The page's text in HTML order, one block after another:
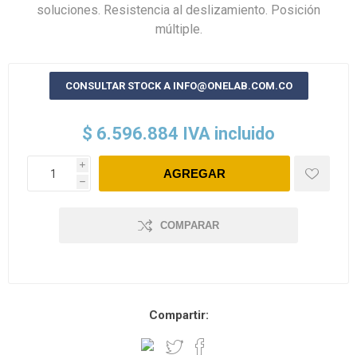
soluciones. Resistencia al deslizamiento. Posición
múltiple.
CONSULTAR STOCK A INFO@ONELAB.COM.CO
$ 6.596.884 IVA incluido
i
h
COMPARAR
Compartir: